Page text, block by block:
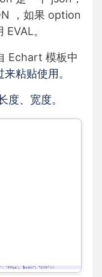
，如果 option
。
Echart 模板中
粘贴使用。
度、宽度。